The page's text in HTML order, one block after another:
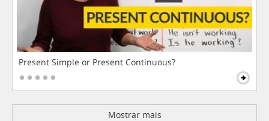
Present Simple or Present Continuous?
Mostrar mais